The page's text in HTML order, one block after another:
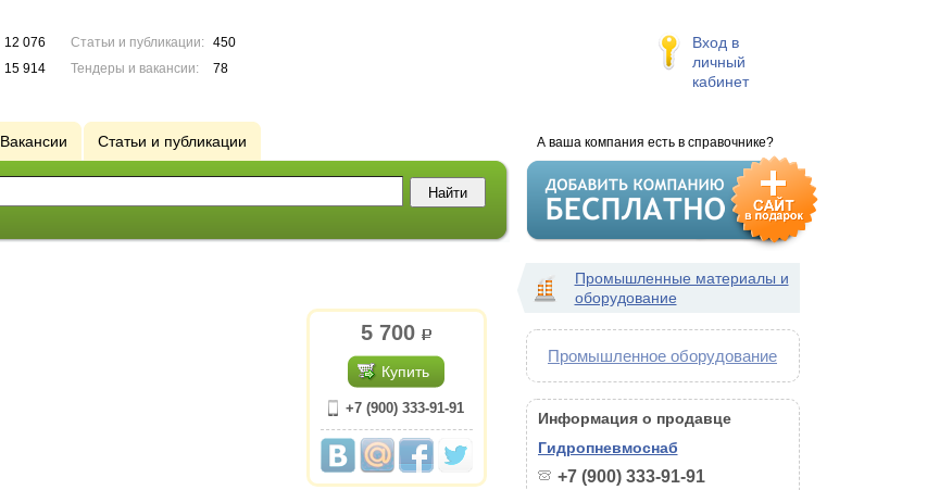
12 076
15 914
Статьи и публикации:
450
Тендеры и вакансии:
78
Вход в
личный
кабинет
А ваша компания есть в справочнике?
Вакансии Статьи и публикации
5 700 р.
Купить
+7 (900) 333-91-91
Промышленные материалы и
оборудование
Промышленное оборудование
Информация о продавце
Гидропневмоснаб
+7 (900) 333-91-91